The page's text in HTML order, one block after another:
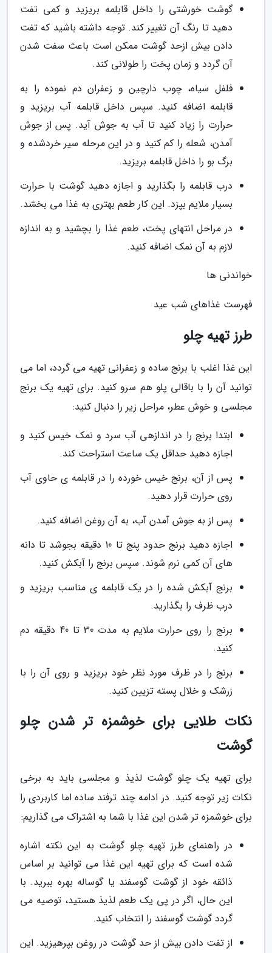
گوشت خورشتی را داخل قابلمه بریزید و کمی تفت
دهید تا رنگ آن تغییر کند. توجه داشته باشید که تفت
دادن بیش ازحد گوشت ممکن است باعث سفت شدن
آن گردد و زمان پخت را طولانی کند.
فلفل سیاه، چوب دارچین و زعفران دم نموده را به
قابلمه اضافه کنید. سپس داخل قابلمه آب بریزید و
حرارت را زیاد کنید تا آب به جوش آید. پس از جوش
آمدن، شعله را کم کنید و در این مرحله سیر خردشده و
برگ بو را داخل قابلمه بریزید.
درب قابلمه را بگذارید و اجازه دهید گوشت با حرارت
بسیار ملایم بپزد. این کار طعم بهتری به غذا می بخشد.
در مراحل انتهای پخت، طعم غذا را بچشید و به اندازه
لازم به آن نمک اضافه کنید.
خواندنی ها
فهرست غذاهای شب عید
طرز تهیه چلو
این غذا اغلب با برنج ساده و زعفرانی تهیه می گردد، اما می
توانید آن را با باقالی پلو هم سرو کنید. برای تهیه یک برنج
مجلسی و خوش عطر، مراحل زیر را دنبال کنید:
ابتدا برنج را در اندازهی آب سرد و نمک خیس کنید و
اجازه دهید حداقل یک ساعت استراحت کند.
پس از آن، برنج خیس خورده را در قابلمه ی حاوی آب
روی حرارت قرار دهید.
پس از به جوش آمدن آب، به آن روغن اضافه کنید.
اجازه دهید برنج حدود پنج تا 10 دقیقه بجوشد تا دانه
های آن کمی نرم شوند. سپس برنج را آبکش کنید.
برنج آبکش شده را در یک قابلمه ی مناسب بریزید و
درب ظرف را بگذارید.
برنج را روی حرارت ملایم به مدت 30 تا 40 دقیقه دم
کنید.
برنج را در ظرف مورد نظر خود بریزید و روی آن را با
زرشک و خلال پسته تزیین کنید.
نکات طلایی برای خوشمزه تر شدن چلو
گوشت
برای تهیه یک چلو گوشت لذیذ و مجلسی باید به برخی
نکات زیر توجه کنید. در ادامه چند ترفند ساده اما کاربردی را
برای خوشمزه تر شدن این غذا با شما به اشتراک می گذاریم:
در راهنمای طرز تهیه چلو گوشت به این نکته اشاره
شده است که برای تهیه این غذا می توانید بر اساس
ذائقه خود از گوشت گوسفند یا گوساله بهره ببرید. با
این حال، اگر در پی یک طعم لذیذ هستید، توصیه می
گردد گوشت گوسفند را انتخاب کنید.
از تفت دادن بیش از حد گوشت در روغن بپرهیزید. این